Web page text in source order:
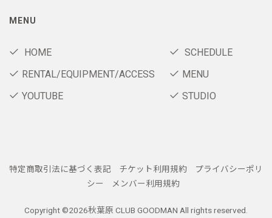
MENU
HOME
SCHEDULE
RENTAL/EQUIPMENT/ACCESS
MENU
YOUTUBE
STUDIO
特定商取引法に基づく表記 チケット利用規約
プライバシーポリ
シー
メンバー利用規約
Copyright ©2026秋葉原 CLUB GOODMAN All rights reserved.